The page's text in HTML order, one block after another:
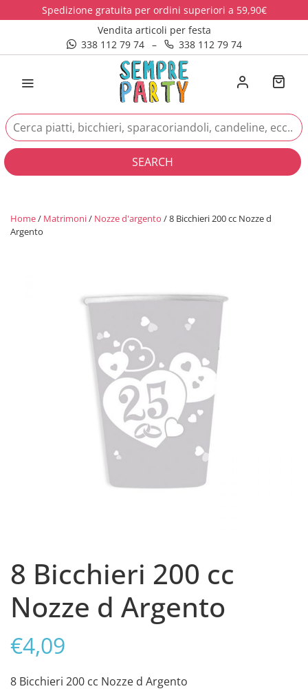
Spedizione gratuita per ordini superiori a 59,90€
Vendita articoli per festa
338 112 79 74
– 338 112 79 74
SEARCH
Home/ Matrimoni/ Nozze d'argento / 8 Bicchieri 200 cc Nozze d
Argento
8 Bicchieri 200 cc
Nozze d Argento
€4,09
8 Bicchieri 200 cc Nozze d Argento